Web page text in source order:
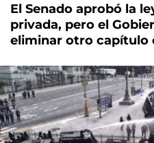
El Senado aprobó la
privada, pero el
eliminar otro capítulo